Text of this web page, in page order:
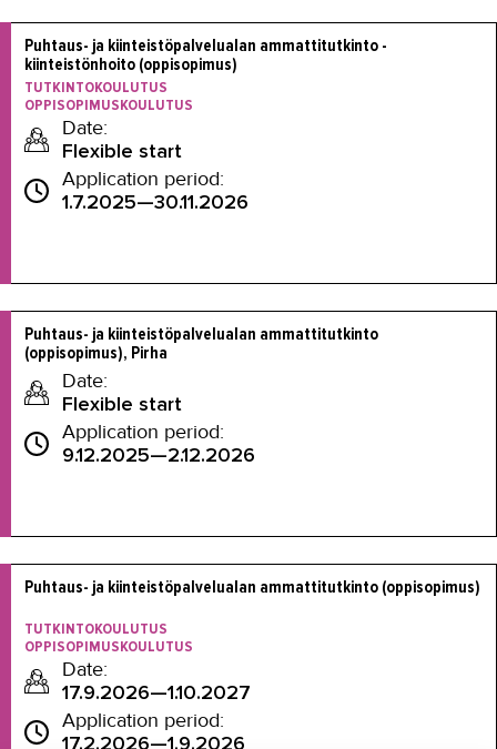
Puhtaus- ja kiinteistöpalvelualan ammattitutkinto -
kiinteistönhoito (oppisopimus)
TUTKINTOKOULUTUS
OPPISOPIMUSKOULUTUS
Date:
Flexible start
Application period:
1.7.2025—30.11.2026
Puhtaus- ja kiinteistöpalvelualan ammattitutkinto
(oppisopimus), Pirha
Date:
Flexible start
Application period:
9.12.2025—2.12.2026
Puhtaus- ja kiinteistöpalvelualan ammattitutkinto (oppisopimus)
TUTKINTOKOULUTUS
OPPISOPIMUSKOULUTUS
Date:
17.9.2026—1.10.2027
Application period:
17.2.2026—1.9.2026